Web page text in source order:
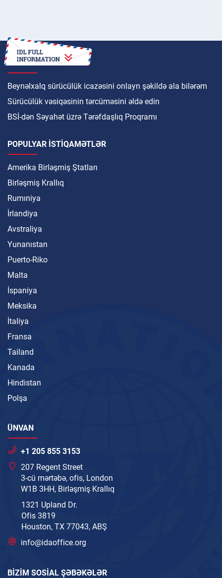
NECƏ
Beynəlxalq sürücülük icazəsini onlayn şəkildə ala bilərəm
Sürücülük vəsiqəsinin tərcüməsini əldə edin
BSİ-dən Səyahət üzrə Tərəfdaşlıq Proqramı
POPULYAR ISTIQAMƏTLƏR
Amerika Birləşmiş Ştatları
Birləşmiş Krallıq
Rumıniya
İrlandiya
Avstraliya
Yunanıstan
Puerto-Riko
Malta
İspaniya
Meksika
İtaliya
Fransa
Tailand
Kanada
Hindistan
Polşa
ÜNVAN
+1 205 855 3153
207 Regent Street
3-cü mərtəbə, ofis, London
W1B 3HH, Birləşmiş Krallıq
1321 Upland Dr.
Ofis 3819
Houston, TX 77043, ABŞ
info@idaoffice.org
BIZIM SOSIAL ŞƏBƏKƏLƏR